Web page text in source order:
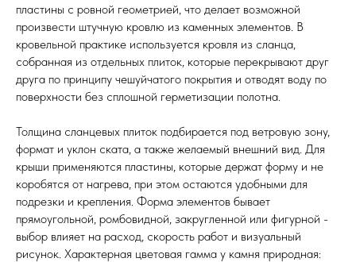
пластины с ровной геометрией, что делает возможной
произвести штучную кровлю из каменных элементов. В
кровельной практике используется кровля из сланца,
собранная из отдельных плиток, которые перекрывают друг
друга по принципу чешуйчатого покрытия и отводят воду по
поверхности без сплошной герметизации полотна.
Толщина сланцевых плиток подбирается под ветровую зону,
формат и уклон ската, а также желаемый внешний вид. Для
крыши применяются пластины, которые держат форму и не
коробятся от нагрева, при этом остаются удобными для
подрезки и крепления. Форма элементов бывает
прямоугольной, ромбовидной, закругленной или фигурной -
выбор влияет на расход, скорость работ и визуальный
рисунок. Характерная цветовая гамма у камня природная: